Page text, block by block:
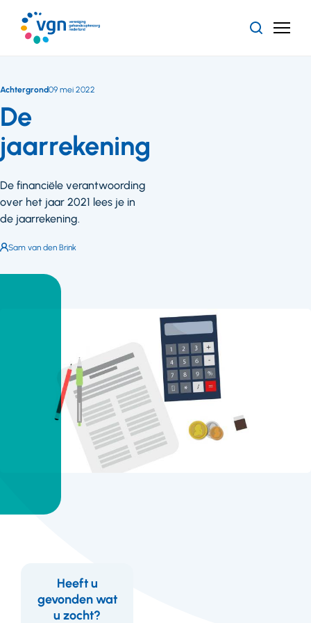
naar
hoofdinhoud
ZoekenMenu
De
jaarrekening
Achtergrond09 mei 2022
De financiële verantwoording
over het jaar 2021 lees je in
de jaarrekening.
Auteur:
Sam van den Brink
14 juli 2022Feedback
Heeft u
gevonden wat
u zocht?